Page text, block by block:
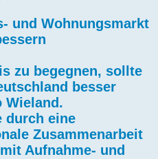
und Wohnungsmarkt
zu begegnen, sollte
besser
Wieland.
durch eine
Zusammenarbeit
Aufnahme- und